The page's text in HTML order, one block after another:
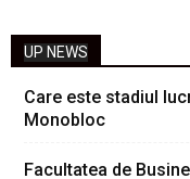
UP NEWS
Care este stadiul
Monobloc
Facultatea de